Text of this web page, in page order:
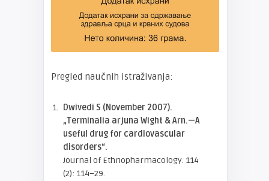
Pregled naučnih istraživanja:
Dwivedi S (November 2007).
„Terminalia arjuna Wight & Arn.—A
useful drug for cardiovascular
disorders“.
Journal of Ethnopharmacology. 114
(2): 114–29.